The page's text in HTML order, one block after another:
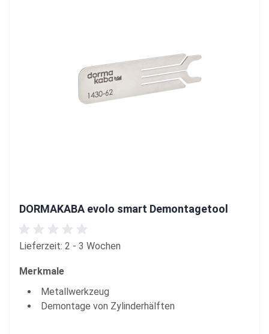
DORMAKABA evolo smart Demontagetool
Lieferzeit: 2 - 3 Wochen
Merkmale
Metallwerkzeug
Demontage von Zylinderhälften